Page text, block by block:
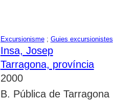
Excursionisme; Guies excursionistes
Insa, Josep
Tarragona, província
2000
B. Pública de Tarragona